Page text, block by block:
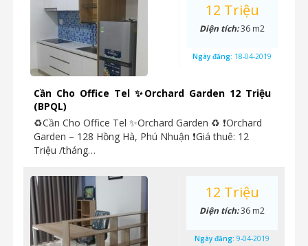
Cần Cho Office Tel ✨Orchard Garden 12 Triệu
(BPQL)
♻Cần Cho Office Tel ✨Orchard Garden ♻ ❗Orchard
Garden – 128 Hồng Hà, Phú Nhuận ❗Giá thuê: 12
Triệu /tháng…
12 Triệu
Diện tích:36 m2
Ngày đăng: 18-04-2019
12 Triệu
Diện tích:36 m2
Ngày đăng: 9-04-2019